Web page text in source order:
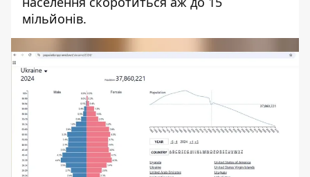
мільйонів.